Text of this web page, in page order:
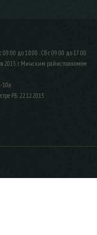
09:00 до 18:00 ; Сб c 09:00 до 17:00
2015 г. Минским райисполкомом
10а
РБ: 22.12.2015